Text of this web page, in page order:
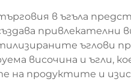
в ъгъла
привлекателни
ъглови
височина и
на продуктите и